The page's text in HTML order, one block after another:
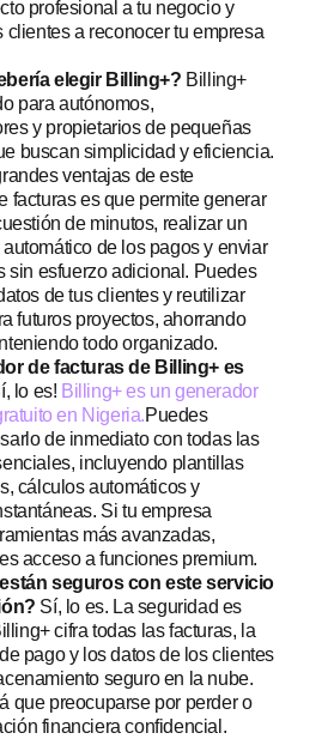
profesional a tu negocio y
clientes a reconocer tu empresa
elegir Billing+? Billing+
para autónomos,
y propietarios de pequeñas
buscan simplicidad y eficiencia.
ventajas de este
facturas es que permite generar
de minutos, realizar un
de los pagos y enviar
sin esfuerzo adicional. Puedes
de tus clientes y reutilizar
futuros proyectos, ahorrando
todo organizado.
de facturas de Billing+ es
lo es! Billing+ es un generador
en Nigeria.Puedes
de inmediato con todas las
incluyendo plantillas
cálculos automáticos y
Si tu empresa
más avanzadas,
acceso a funciones premium.
seguros con este servicio
Sí, lo es. La seguridad es
cifra todas las facturas, la
pago y los datos de los clientes
seguro en la nube.
que preocuparse por perder o
financiera confidencial.